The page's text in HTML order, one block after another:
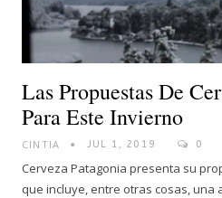
Las Propuestas De
Para Este Invierno
CINTIA JUL 1, 2019 0
Cerveza Patagonia presenta su
que incluye, entre otras cosas, una